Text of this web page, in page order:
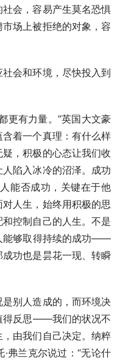
会，容易产生莫名恐惧
场上被拒绝的对象，容
会和环境，尽快投入到
更有力量。”英国大文豪
着一个真理：有什么样
，积极的心态让我们收
陷入冰冷的沼泽。成功
能否成功，关键在于他
人生，始终用积极的思
控制自己的人生。不是
能够取得持续的成功——
功也是昙花一现、转瞬
别人造成的，而环境决
得反思——我们的状况不
由我们自己决定。纳粹
弗兰克尔说过：“无论什